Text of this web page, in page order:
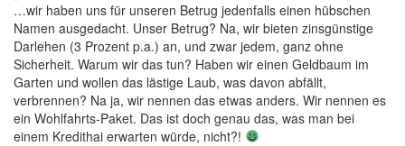
…wir haben uns für unseren Betrug jedenfalls einen hübschen
Namen ausgedacht. Unser Betrug? Na, wir bieten zinsgünstige
Darlehen (3 Prozent p.a.) an, und zwar jedem, ganz ohne
Sicherheit. Warum wir das tun? Haben wir einen Geldbaum im
Garten und wollen das lästige Laub, was davon abfällt,
verbrennen? Na ja, wir nennen das etwas anders. Wir nennen es
ein Wohlfahrts-Paket. Das ist doch genau das, was man bei
einem Kredithai erwarten würde, nicht?!